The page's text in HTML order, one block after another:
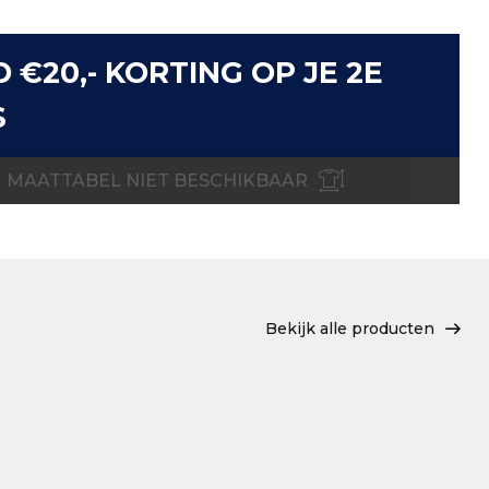
€20,- KORTING OP JE 2E
MAATTABEL NIET BESCHIKBAAR
Bekijk alle producten